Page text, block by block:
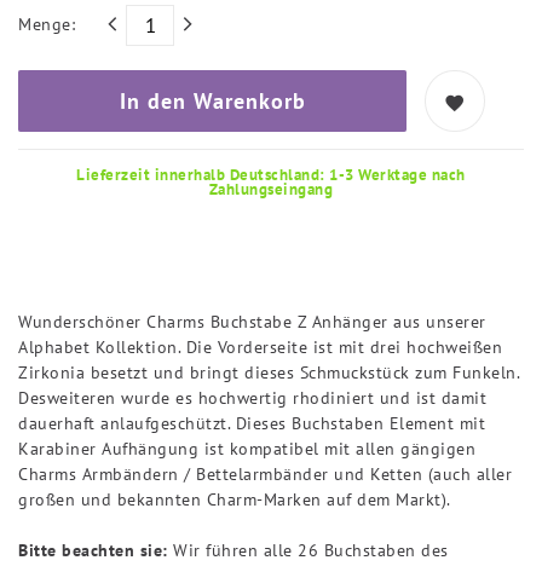
Menge:
In den Warenkorb
Lieferzeit innerhalb Deutschland: 1-3 Werktage nach
Zahlungseingang
Wunderschöner Charms Buchstabe Z Anhänger aus unserer
Alphabet Kollektion. Die Vorderseite ist mit drei hochweißen
Zirkonia besetzt und bringt dieses Schmuckstück zum Funkeln.
Desweiteren wurde es hochwertig rhodiniert und ist damit
dauerhaft anlaufgeschützt. Dieses Buchstaben Element mit
Karabiner Aufhängung ist kompatibel mit allen gängigen
Charms Armbändern / Bettelarmbänder und Ketten (auch aller
großen und bekannten Charm-Marken auf dem Markt).
Bitte beachten sie: Wir führen alle 26 Buchstaben des